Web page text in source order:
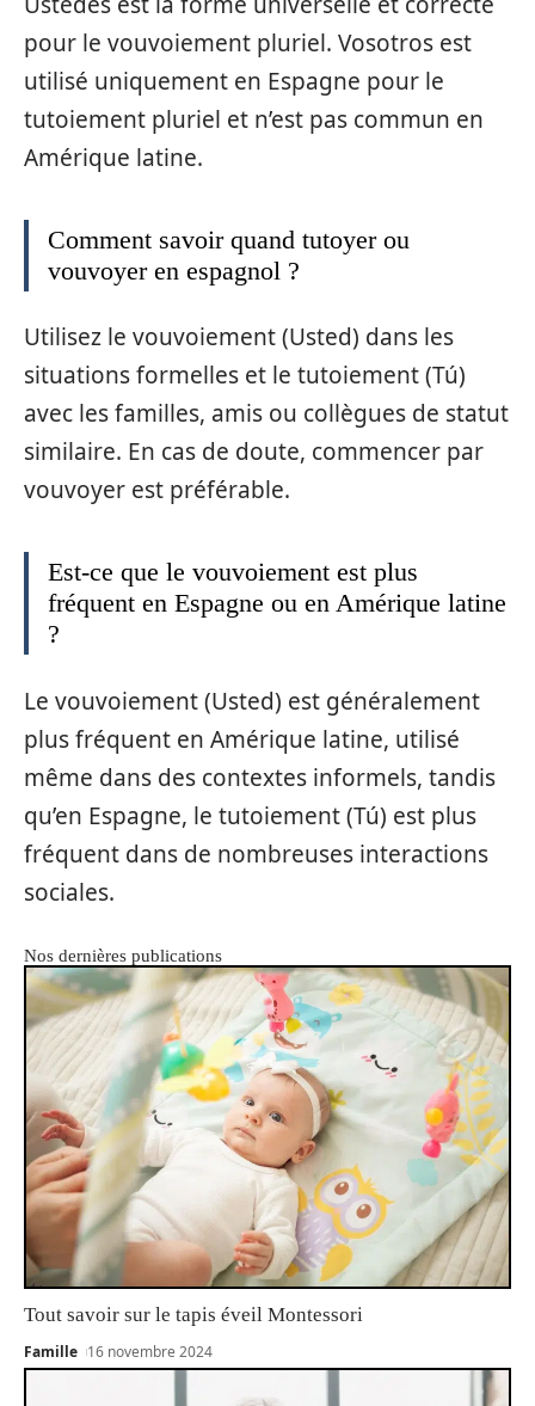
pour le vouvoiement pluriel. Vosotros est
utilisé uniquement en Espagne pour le
tutoiement pluriel et n’est pas commun en
Amérique latine.
Comment savoir quand tutoyer ou
vouvoyer en espagnol ?
Utilisez le vouvoiement (Usted) dans les
situations formelles et le tutoiement (Tú)
avec les familles, amis ou collègues de statut
similaire. En cas de doute, commencer par
vouvoyer est préférable.
Est-ce que le vouvoiement est plus
fréquent en Espagne ou en Amérique latine
?
Le vouvoiement (Usted) est généralement
plus fréquent en Amérique latine, utilisé
même dans des contextes informels, tandis
qu’en Espagne, le tutoiement (Tú) est plus
fréquent dans de nombreuses interactions
sociales.
Nos dernières publications
Tout savoir sur le tapis éveil Montessori
Famille 16 novembre 2024